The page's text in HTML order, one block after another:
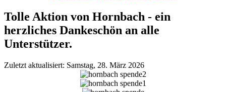
Tolle Aktion von Hornbach - ein
herzliches Dankeschön an alle
Unterstützer.
Zuletzt aktualisiert: Samstag, 28. März 2026